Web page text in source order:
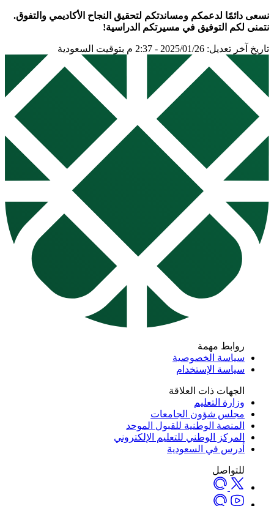
نسعى دائمًا لدعمكم ومساندتكم لتحقيق النجاح الأكاديمي والتفوق.
نتمنى لكم التوفيق في مسيرتكم الدراسية!
تاريخ آخر تعديل: 2025/01/26 - 2:37 م بتوقيت السعودية
روابط مهمة
سياسة الخصوصية
سياسة الإستخدام
الجهات ذات العلاقة
وزارة التعليم
مجلس شؤون الجامعات
المنصة الوطنية للقبول الموحد
المركز الوطني للتعليم الإلكتروني
أدرس في السعودية
للتواصل